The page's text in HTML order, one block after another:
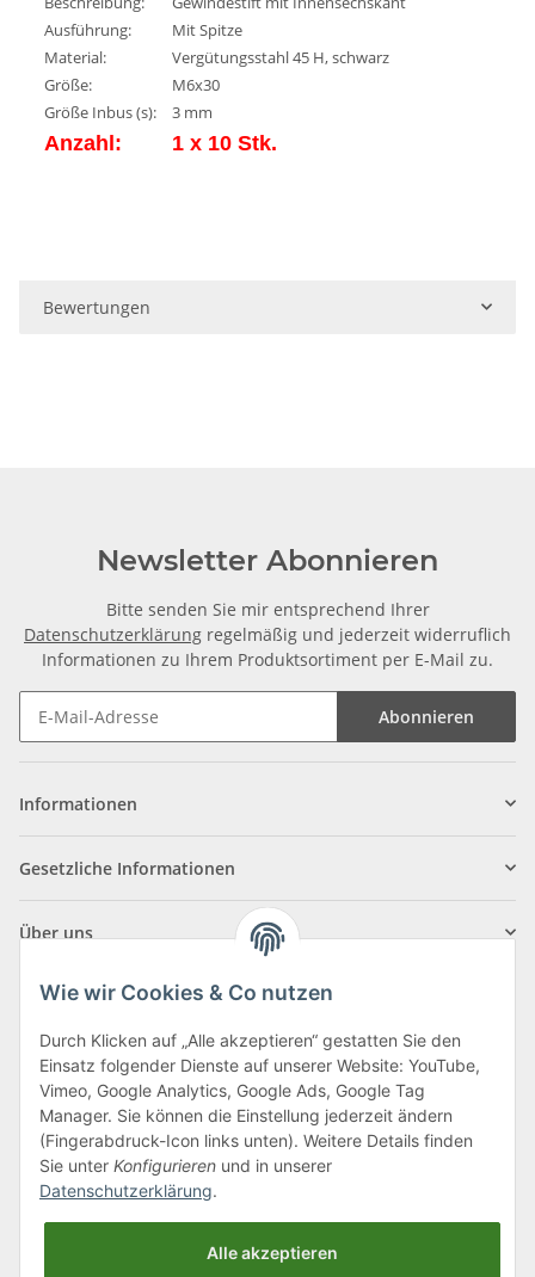
Ausführung:
Mit Spitze
Material:
Vergütungsstahl 45 H, schwarz
Größe:
M6x30
Größe Inbus (s):
3 mm
Anzahl: 1 x 10 Stk.
Bewertungen
Newsletter Abonnieren
Bitte senden Sie mir entsprechend Ihrer
Datenschutzerklärung regelmäßig und jederzeit widerruflich
Informationen zu Ihrem Produktsortiment per E-Mail zu.
Abonnieren
Informationen
Gesetzliche Informationen
Über uns
Klagenfurter Straße 29
9556 Liebenfels
Montag bis Donnerstag: 8:00 bis 16:30 Uhr
Freitag: 8:00 bis 12:00 Uhr
Tel.:0043 (0) 4262 50900
office@cncshop.at
Wie wir Cookies & Co nutzen
Durch Klicken auf „Alle akzeptieren“ gestatten Sie den
Einsatz folgender Dienste auf unserer Website: YouTube,
Vimeo, Google Analytics, Google Ads, Google Tag
Manager. Sie können die Einstellung jederzeit ändern
(Fingerabdruck-Icon links unten). Weitere Details finden
Sie unter Konfigurieren und in unserer
Datenschutzerklärung.
Alle akzeptieren